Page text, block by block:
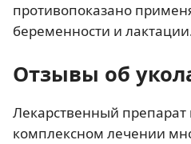
противопоказано
беременности и
Отзывы об
Лекарственный препарат
комплексном лечении